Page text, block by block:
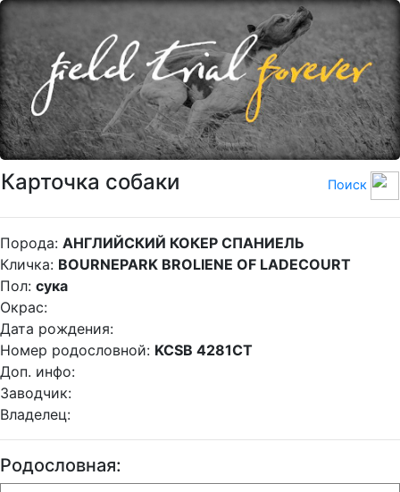
Карточка собаки Поиск
Порода: АНГЛИЙСКИЙ КОКЕР СПАНИЕЛЬ
Кличка: BOURNEPARK BROLIENE OF LADECOURT
Пол: сука
Окрас:
Дата рождения:
Номер родословной: KCSB 4281CT
Доп. инфо:
Заводчик:
Владелец:
Родословная: